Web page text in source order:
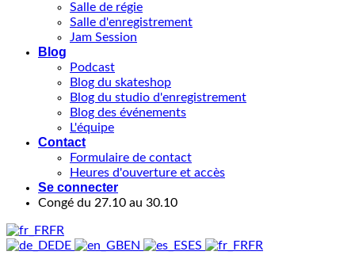
Salle de régie
Salle d'enregistrement
Jam Session
Blog
Podcast
Blog du skateshop
Blog du studio d'enregistrement
Blog des événements
L'équipe
Contact
Formulaire de contact
Heures d'ouverture et accès
Se connecter
Congé du 27.10 au 30.10
FR
DE
EN ES FR